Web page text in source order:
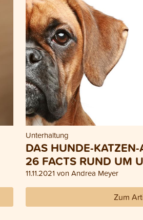
Unterhaltung
DAS HUNDE-
26 FACTS RUND UM
11.11.2021 von Andrea Meyer
Zum